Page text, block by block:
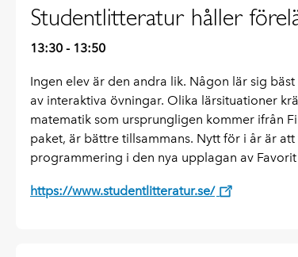
Studentlitteratur håller
13:30 - 13:50
Ingen elev är den andra lik. Någon lär sig
av interaktiva övningar. Olika lärsituationer
matematik som ursprungligen kommer ifrån
paket, är bättre tillsammans. Nytt för i år är
programmering i den nya upplagan av
https://www.studentlitteratur.se/